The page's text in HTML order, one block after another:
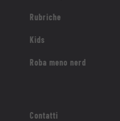
Rubriche
Kids
Roba meno nerd
Contatti